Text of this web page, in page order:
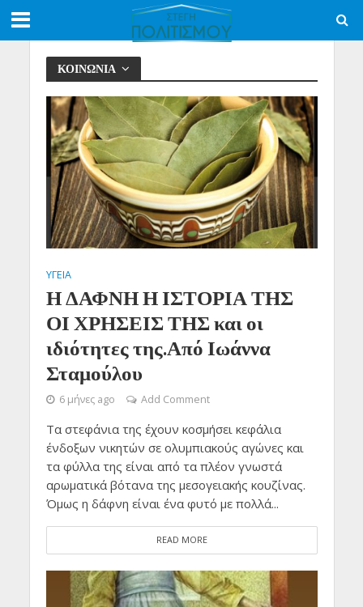
ΚΟΙΝΩΝΙΑ
ΥΓΕΙΑ
Η ΔΑΦΝΗ Η ΙΣΤΟΡΙΑ ΤΗΣ
ΟΙ ΧΡΗΣΕΙΣ ΤΗΣ και οι
ιδιότητες της.Από Ιωάννα
Σταμούλου
6 μήνες ago Add Comment
Τα στεφάνια της έχουν κοσμήσει κεφάλια
ένδοξων νικητών σε ολυμπιακούς αγώνες και
τα φύλλα της είναι από τα πλέον γνωστά
αρωματικά βότανα της μεσογειακής κουζίνας.
Όμως η δάφνη είναι ένα φυτό με πολλά...
READ MORE